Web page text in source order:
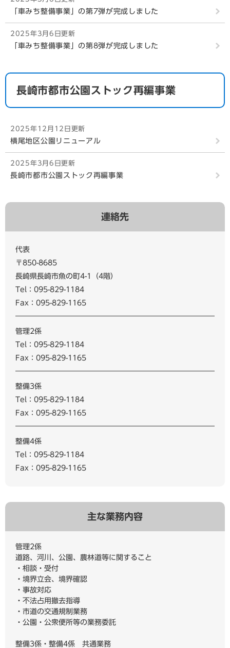
2024年11月11日更新
2024年11月11日更新
2024年11月11日更新
風頭公園
「車みち整備事業」の第7弾が完成しました
2025年3月6日更新
「車みち整備事業」の第8弾が完成しました
長崎市都市公園ストック再編事業
2025年12月12日更新
横尾地区公園リニューアル
2025年3月6日更新
長崎市都市公園ストック再編事業
連絡先
代表
〒850-8685
長崎県長崎市魚の町4-1（4階）
Tel：095-829-1184
Fax：095-829-1165
管理2係
Tel：095-829-1184
Fax：095-829-1165
整備3係
Tel：095-829-1184
Fax：095-829-1165
整備4係
Tel：095-829-1184
Fax：095-829-1165
主な業務内容
管理2係
道路、河川、公園、農林道等に関すること
・相談・受付
・境界立会、境界確認
・事故対応
・不法占用撤去指導
・市道の交通規制業務
・公園・公衆便所等の業務委託
整備3係・整備4係 共通業務